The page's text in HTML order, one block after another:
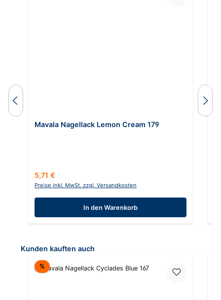
Mavala Nagellack Lemon Cream 179
Regulärer Preis:
5,71 €
Preise inkl. MwSt. zzgl. Versandkosten
In den Warenkorb
Produktgalerie überspringen
Kunden kauften auch
%Rabatt